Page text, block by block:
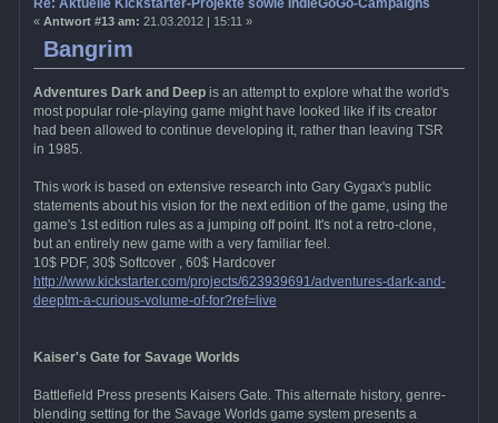
Bangrim
« Antwort #13 am: 21.03.2012 | 15:11 »
Adventures Dark and Deepis an attempt to explore what the world's
most popular role-playing game might have looked like if its creator
had been allowed to continue developing it, rather than leaving TSR
in 1985.
This work is based on extensive research into Gary Gygax's public
statements about his vision for the next edition of the game, using the
game's 1st edition rules as a jumping off point. It's not a retro-clone,
but an entirely new game with a very familiar feel.
10$ PDF, 30$ Softcover , 60$ Hardcover
http://www.kickstarter.com/projects/623939691/adventures-dark-and-
deeptm-a-curious-volume-of-for?ref=live
Kaiser's Gate for Savage Worlds
Battlefield Press presents Kaisers Gate. This alternate history, genre-
blending setting for the Savage Worlds game system presents a